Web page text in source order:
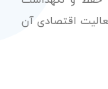
اقتصادی آن